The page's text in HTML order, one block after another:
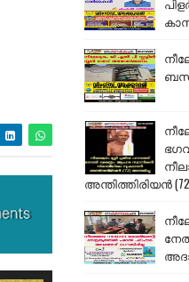
ബസ്
അന്തിത്തിരിയൻ